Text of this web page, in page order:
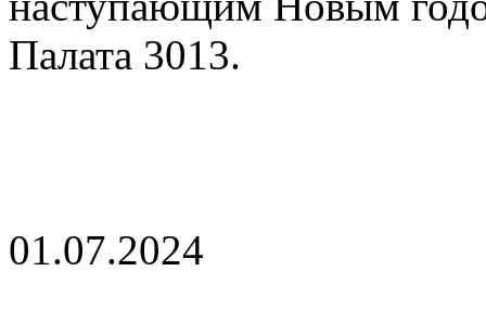
Палата 3013.
01.07.2024